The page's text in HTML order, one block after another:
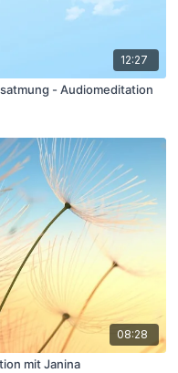
12:27
- Audiomeditation
08:28
mit Janina